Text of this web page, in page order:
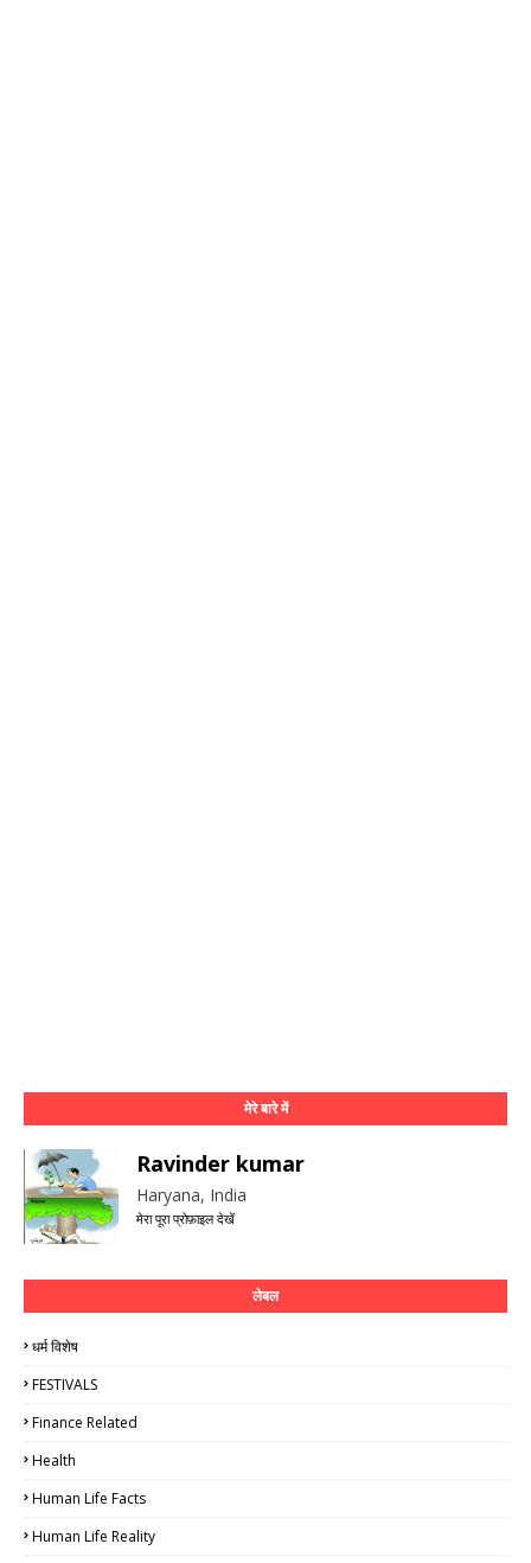
मेरे बारे में
Ravinder kumar
Haryana, India
मेरा पूरा प्रोफ़ाइल देखें
लेबल
धर्म विशेष
FESTIVALS
Finance Related
Health
Human Life Facts
Human Life Reality